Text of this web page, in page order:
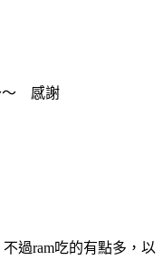
～ 感謝
過ram吃的有點多，以